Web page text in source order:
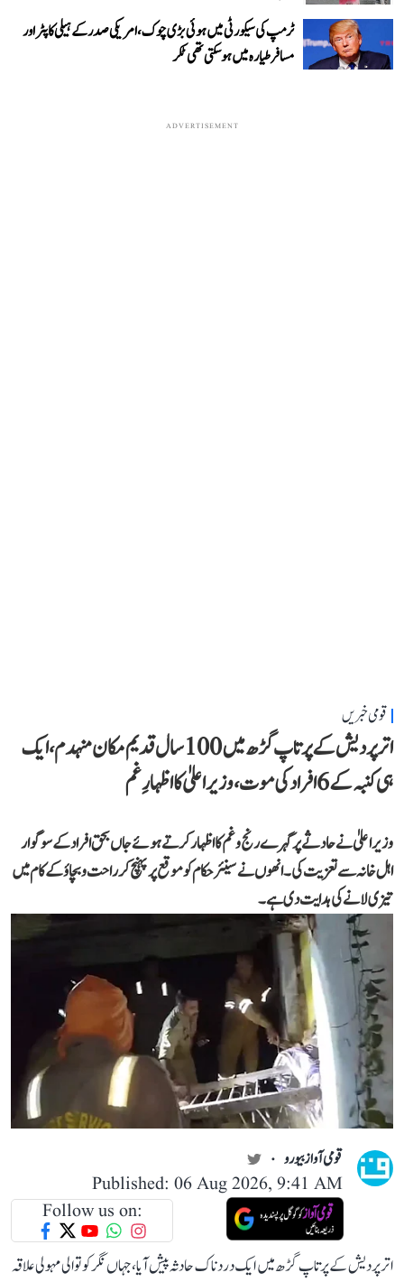
ٹرمپ کی سیکورٹی میں ہوئی بڑی چوک، امریکی صدر کے ہیلی کاپٹر اور
مسافر طیارہ میں ہو سکتی تھی ٹکر
ADVERTISEMENT
قومی خبریں
اتر پردیش کے پرتاپ گڑھ میں 100 سال قدیم مکان منہدم، ایک
ہی کنبہ کے 6 افراد کی موت، وزیر اعلیٰ کا اظہارِ غم
وزیر اعلیٰ نے حادثے پر گہرے رنج و غم کا اظہار کرتے ہوئے جاں بحق افراد کے سوگوار
اہل خانہ سے تعزیت کی۔ انھوں نے سینئر حکام کو موقع پر پہنچ کر راحت و بچاؤ کے کام میں
تیزی لانے کی ہدایت دی ہے۔
قومی آواز بیورو
Published: 06 Aug 2026, 9:41 AM
Follow us on:
اتر پردیش کے پرتاپ گڑھ میں ایک دردناک حادثہ پیش آیا، جہاں نگر کوتوالی مہولی علاقہ